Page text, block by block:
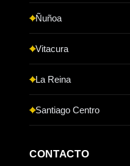
Ñuñoa
Vitacura
La Reina
Santiago Centro
CONTACTO